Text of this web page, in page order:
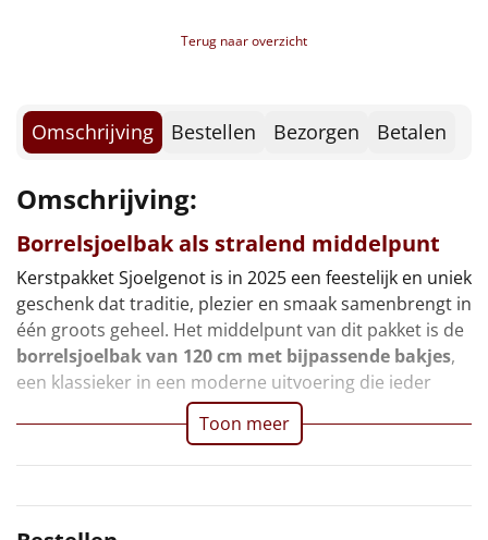
Slowcooker POPULAIR
Deken (fleece plaid)
Alle artikelen
Overige
Ideeën
Personeel
Doe het zelf
- Haribo goudberen, 10 gr, 3 st
Voucher Walibi
Voucher Ponycity
Verpakt in een feestelijke kerstdoos
*Dit pakket is niet geschikt voor HaH zendingen!
Terug naar overzicht
Omschrijving Bestellen Bezorgen Betalen
Omschrijving:
Borrelsjoelbak als stralend middelpunt
Kerstpakket Sjoelgenot is in 2025 een feestelijk en uniek
geschenk dat traditie, plezier en smaak samenbrengt in
één groots geheel. Het middelpunt van dit pakket is de
borrelsjoelbak van 120 cm met bijpassende bakjes,
een klassieker in een moderne uitvoering die ieder
Toon meer